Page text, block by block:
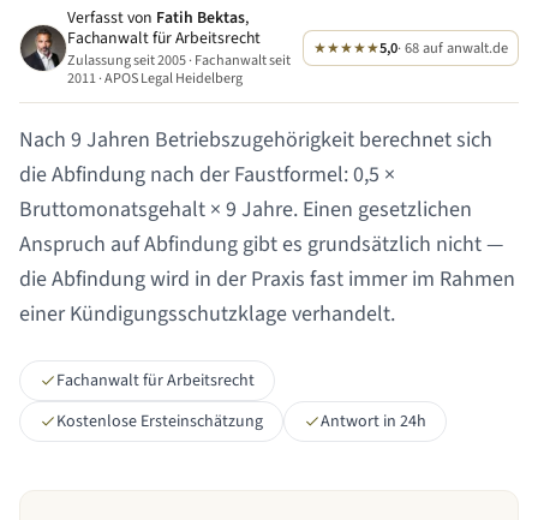
Verfasst von Fatih Bektas,
Fachanwalt für Arbeitsrecht
Zulassung seit 2005 · Fachanwalt seit
2011 · APOS Legal Heidelberg
★★★★★5,0· 68 auf anwalt.de
Nach 9 Jahren Betriebszugehörigkeit berechnet sich
die Abfindung nach der Faustformel: 0,5 ×
Bruttomonatsgehalt × 9 Jahre. Einen gesetzlichen
Anspruch auf Abfindung gibt es grundsätzlich nicht —
die Abfindung wird in der Praxis fast immer im Rahmen
einer Kündigungsschutzklage verhandelt.
Fachanwalt für Arbeitsrecht
Kostenlose Ersteinschätzung
Antwort in 24h